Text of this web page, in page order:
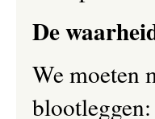
De
We moeten